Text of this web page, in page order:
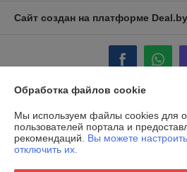
Сайт создан на платформе Deal.by
Информация для покупателя
Юридическое лицо:ООО
г. Минск, ул. Аэродромная, д. 125, пом. 26
Регистрационный номер ЕГР: 190453138
Обработка файлов cookie
Мы используем файлы cookies для
пользователей портала и
рекомендаций. Вы можете
отключить их.